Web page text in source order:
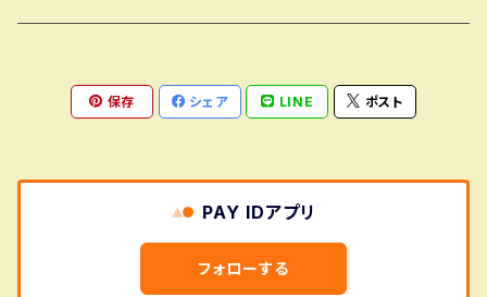
保存 シェア LINE ポスト
PAY IDアプリ
フォローする